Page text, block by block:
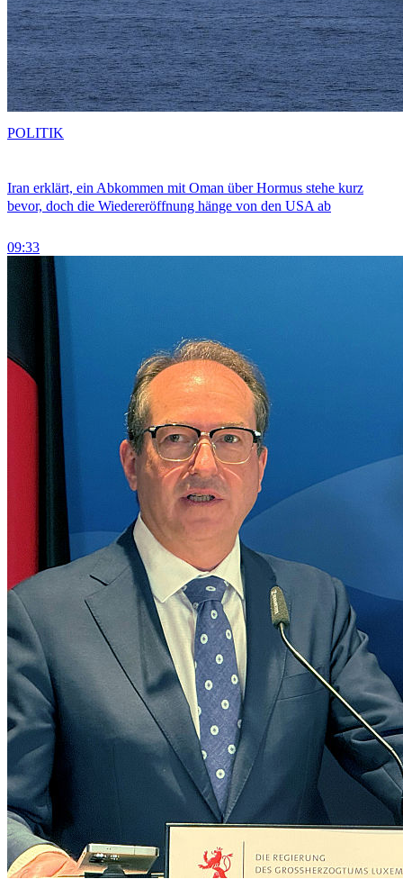
Iran erklärt, ein Abkommen mit Oman über Hormus stehe kurz
bevor, doch die Wiedereröffnung hänge von den USA ab
09:33
POLITIK